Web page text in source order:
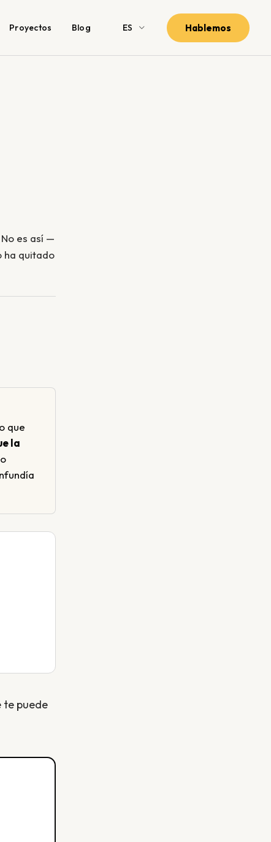
Proyectos Blog ES Hablemos
es así —
ha quitado
que
la
te puede